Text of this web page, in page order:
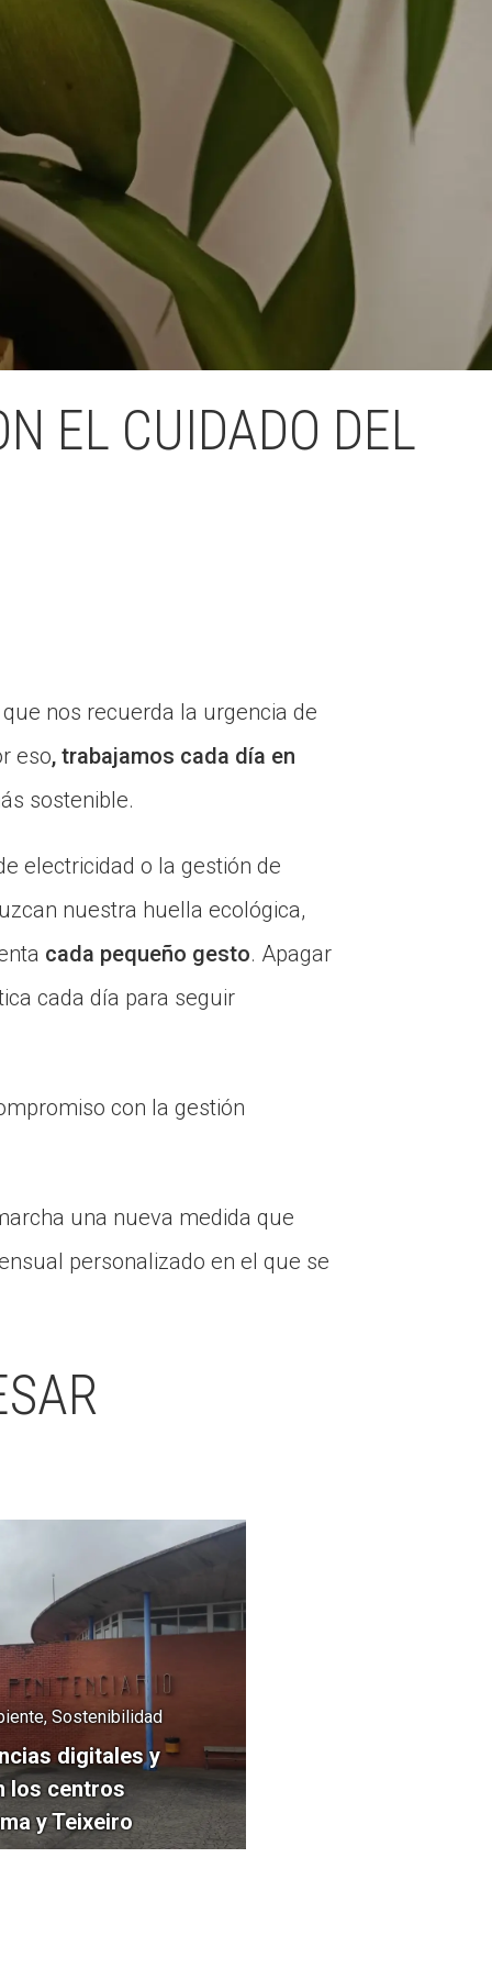
EL CUIDADO DEL
nos recuerda la urgencia de
eso, trabajamos cada día en
sostenible.
electricidad o la gestión de
nuestra huella ecológica,
cada pequeño gesto. Apagar
cada día para seguir
con la gestión
una nueva medida que
personalizado en el que se
digitales y
los centros
y Teixeiro
Sostenibilidad